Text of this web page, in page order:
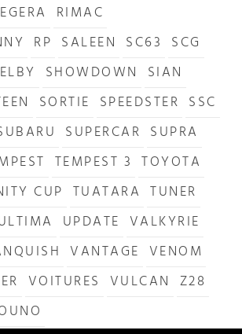
RIMAC
RP SALEEN SC63 SCG
SHOWDOWN SIAN
SORTIE SPEEDSTER SSC
SUPERCAR SUPRA
TEMPEST 3 TOYOTA
CUP TUATARA TUNER
UPDATE VALKYRIE
VANTAGE VENOM
VOITURES VULCAN Z28